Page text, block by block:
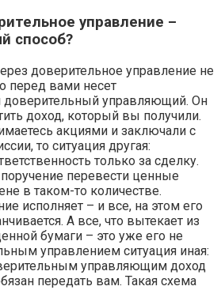
управление –
способ?
доверительное управление не
перед вами несет
доверительный управляющий. Он
доход, который вы получили.
акциями и заключали с
то ситуация другая:
только за сделку.
перевести ценные
в таком-то количестве.
исполняет – и все, на этом его
А все, что вытекает из
бумаги – это уже его не
управлением ситуация иная:
управляющим доход
передать вам. Такая схема